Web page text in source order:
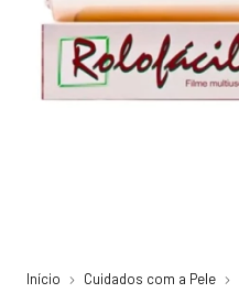
Início Cuidados com a Pele